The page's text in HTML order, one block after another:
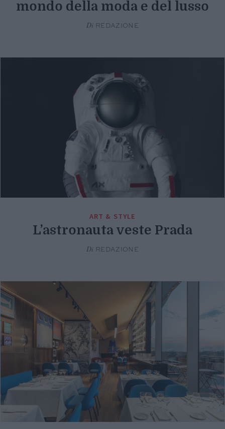
mondo della moda e del lusso
Di REDAZIONE
ART & STYLE
L’astronauta veste Prada
Di REDAZIONE